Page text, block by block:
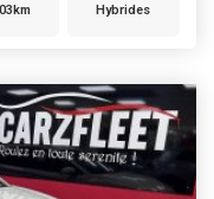
Hybrides